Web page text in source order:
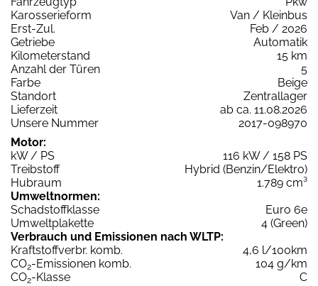
Karosserieform
Van / Kleinbus
Erst-Zul.
Feb / 2026
Getriebe
Automatik
Kilometerstand
15 km
Anzahl der Türen
5
Farbe
Beige
Standort
Zentrallager
Lieferzeit
ab ca. 11.08.2026
Unsere Nummer
2017-098970
Motor:
kW / PS
116 kW / 158 PS
Treibstoff
Hybrid (Benzin/Elektro)
Hubraum
1.789 cm³
Umweltnormen:
Schadstoffklasse
Euro 6e
Umweltplakette
4 (Green)
Verbrauch und Emissionen nach WLTP:
Kraftstoffverbr. komb.
4,6 l/100km
CO2-Emissionen komb.
104 g/km
CO2-Klasse
C